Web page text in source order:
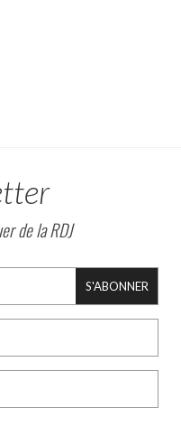
de la RDJ
S'ABONNER